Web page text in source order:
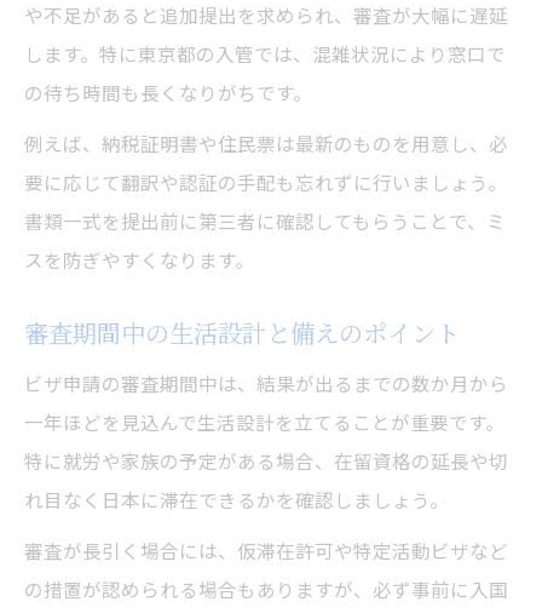
や不足があると追加提出を求められ、審査が大幅に遅延
します。特に東京都の入管では、混雑状況により窓口で
の待ち時間も長くなりがちです。
例えば、納税証明書や住民票は最新のものを用意し、必
要に応じて翻訳や認証の手配も忘れずに行いましょう。
書類一式を提出前に第三者に確認してもらうことで、ミ
スを防ぎやすくなります。
審査期間中の生活設計と備えのポイント
ビザ申請の審査期間中は、結果が出るまでの数か月から
一年ほどを見込んで生活設計を立てることが重要です。
特に就労や家族の予定がある場合、在留資格の延長や切
れ目なく日本に滞在できるかを確認しましょう。
審査が長引く場合には、仮滞在許可や特定活動ビザなど
の措置が認められる場合もありますが、必ず事前に入国